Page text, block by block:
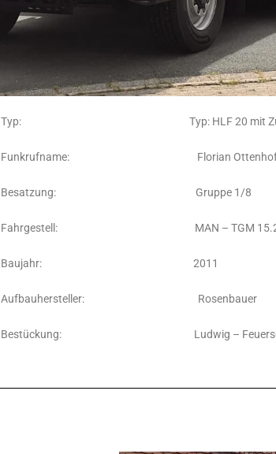
Typ: Typ: HLF 20 mit Zusatzbeladung für
Funkrufname: Florian Ottenhof
Besatzung: Gruppe 1/8
Fahrgestell: MAN – TGM
Baujahr: 2011
Aufbauhersteller: Rosenbauer
Bestückung: Ludwig –